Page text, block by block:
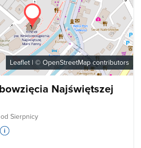
Leaflet | © OpenStreetMapcontributors
Najświętszej
Sierpnicy